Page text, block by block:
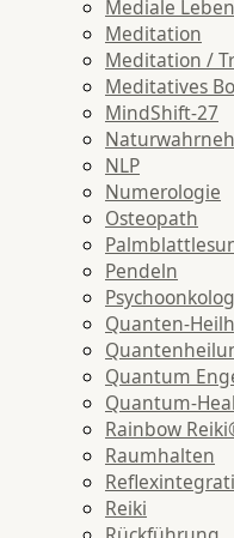
Mediale
Meditation
Meditation /
Meditatives
MindShift-27
NLP
Numerologie
Osteopath
Pendeln
Quanten-
Quantum
Quantum-
Rainbow
Raumhalten
Reiki